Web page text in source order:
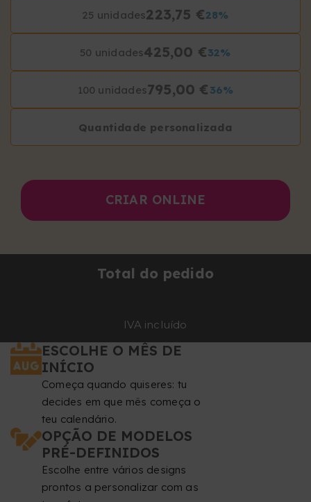
25 unidades223,75 €28%
50 unidades425,00 €32%
100 unidades795,00 € 36%
Quantidade personalizada
CRIAR ONLINE
Total do pedido
IVA incluído
ESCOLHE O MÊS DE
INÍCIO
Começa quando quiseres: tu
decides em que mês começa o
teu calendário.
OPÇÃO DE MODELOS
PRÉ-DEFINIDOS
Escolhe entre vários designs
prontos a personalizar com as